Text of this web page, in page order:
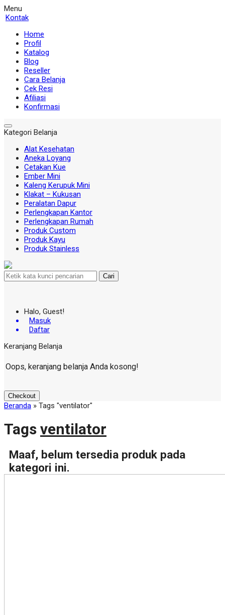
Menu
Kontak
Home
Profil
Katalog
Blog
Reseller
Cara Belanja
Cek Resi
Afiliasi
Konfirmasi
Kategori Belanja
Alat Kesehatan
Aneka Loyang
Cetakan Kue
Ember Mini
Kaleng Kerupuk Mini
Klakat – Kukusan
Peralatan Dapur
Perlengkapan Kantor
Perlengkapan Rumah
Produk Custom
Produk Kayu
Produk Stainless
Cari
Halo, Guest!
Masuk
Daftar
Keranjang Belanja
Oops, keranjang belanja Anda kosong!
Checkout
Beranda » Tags "ventilator"
Tags ventilator
Maaf, belum tersedia produk pada
kategori ini.